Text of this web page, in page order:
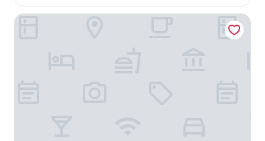
La Solaya Khao Lak